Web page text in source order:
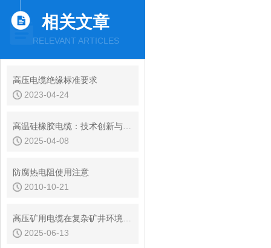
相关文章
RELEVANT ARTICLES
高压电缆绝缘标准要求
2023-04-24
高温硅橡胶电缆：技术创新与行业发展
2025-04-08
防腐热电阻使用注意
2010-10-21
高压矿用电缆在复杂矿井环境适应性研究
2025-06-13